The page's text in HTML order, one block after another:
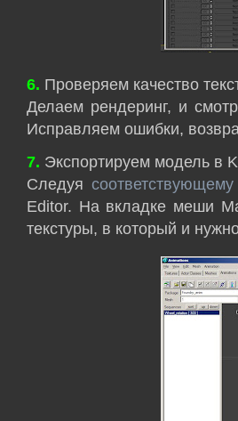
6. Проверяем качество
Делаем рендеринг, и
Исправляем ошибки,
7. Экспортируем модель в
Следуя соответствующему
Editor. На вкладке меши
текстуры, в который и